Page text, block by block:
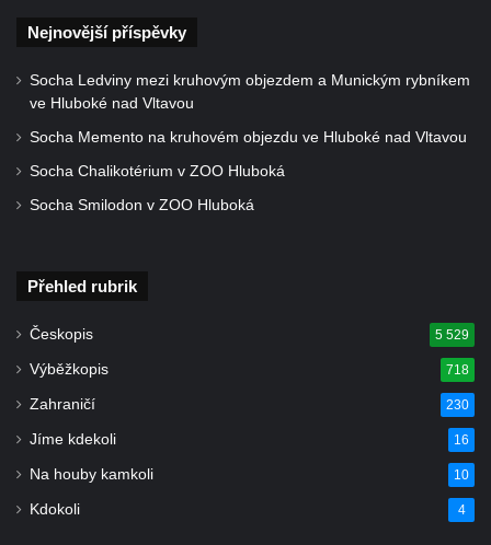
ZOO Dresden
Hrobčicích
Hrobčic
Socha svatého Antonína poustevníka v
Mirošovicích
Socha vodníka u požární nádrže v
Mirošovicích
Socha býka před areálem firmy 2JCP v
Nejnovější příspěvky
Socha Ledviny mezi kruhovým objezdem a Munickým rybníkem
ve Hluboké nad Vltavou
Socha Memento na kruhovém objezdu ve Hluboké nad Vltavou
Socha Chalikotérium v ZOO Hluboká
Socha Smilodon v ZOO Hluboká
Přehled rubrik
Českopis 5 529
Výběžkopis 718
Zahraničí 230
Jíme kdekoli 16
Na houby kamkoli 10
Kdokoli 4